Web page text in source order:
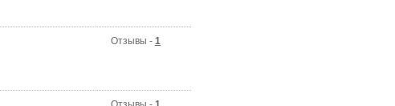
Отзывы - 1